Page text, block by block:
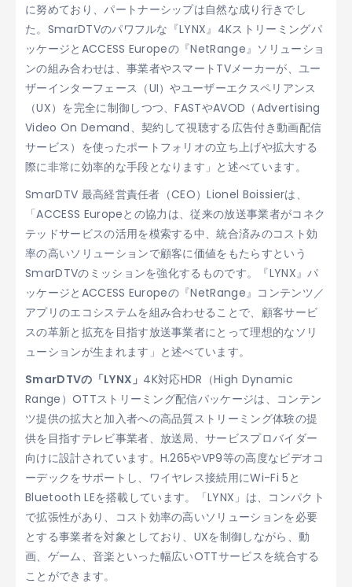
に努めており、パートナーシップは自然な成り行きでし
た。SmarDTVのパワフルな『LYNX』4Kストリーミングパ
ッケージとACCESS Europeの『NetRange』ソリューショ
ンの組み合わせは、事業者やスマートTVメーカーが、ユー
ザーインターフェース（UI）やユーザーエクスペリアンス
（UX）を完全に制御しつつ、FASTやAVOD（Advertising
Video On Demand、契約して視聴する広告付き動画配信
サービス）を使ったポートフォリオの立ち上げや拡大する
際に非常に効率的な手段となります」と述べています。
SmarDTV 最高経営責任者（CEO）Lionel Boissierは、
「ACCESS Europeとの協力は、従来の放送事業者がコネク
テッドサービスの活用を模索する中、統合済みのコスト効
率の高いソリューションで顧客に価値をもたらすという
SmarDTVのミッションを強化するものです。『LYNX』パ
ッケージとACCESS Europeの『NetRange』コンテンツ／
アプリのエコシステムを組み合わせることで、顧客サービ
スの革新と拡充を目指す放送事業者にとって理想的なソリ
ューションが生まれます」と述べています。
SmarDTVの「LYNX」 4K対応HDR（High Dynamic
Range）OTTストリーミング配信パッケージは、コンテン
ツ提供の拡大と加入者への高品質ストリーミング体験の提
供を目指すテレビ事業者、放送局、サービスプロバイダー
向けに設計されています。H.265やVP9等の高度なビデオコ
ーデックをサポートし、ワイヤレス接続用にWi-Fi 5と
Bluetooth LEを搭載しています。「LYNX」は、コンパクト
で拡張性があり、コスト効率の高いソリューションを必要
とする事業者を対象としており、UXを制御しながら、動
画、ゲーム、音楽といった幅広いOTTサービスを統合する
ことができます。